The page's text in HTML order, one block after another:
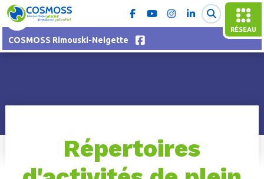
RÉSEAU
COSMOSS Rimouski-Neigette
Répertoires